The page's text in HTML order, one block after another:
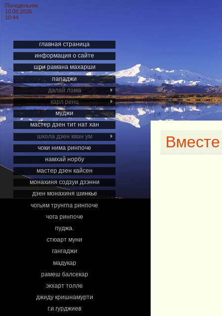
Понедельник
10.08.2026
10:44
главная страница
информация о сайте
шри рамана махарши
пападжи
далай лама
карл ренц
муджи
мастер дзен тит нат хан
школа дзен кван ум
чоки нима ринпоче
намхай норбу
мастер дзен кайсен
монахиня содзуи дзэнни
дзен монахиня шинкье
чогьям трунгпа ринпоче
чога ринпоче
пуджа.
стюарт муни
гангаджи
мадукар
рамеш балсекар
экхарт толле
джиду кришнамурти
г.и.гурджиев
Вместе